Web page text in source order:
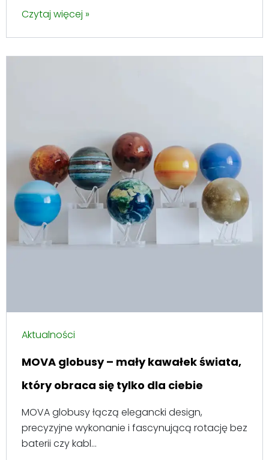
Czytaj więcej »
Aktualności
MOVA globusy – mały kawałek świata,
który obraca się tylko dla ciebie
MOVA globusy łączą elegancki design,
precyzyjne wykonanie i fascynującą rotację bez
baterii czy kabl...